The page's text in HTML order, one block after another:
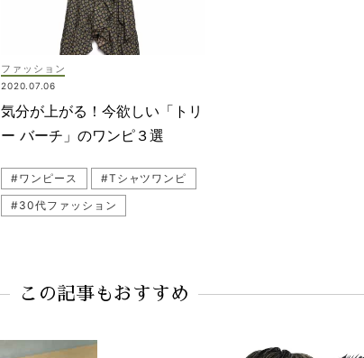
ファッション
2020.07.06
気分が上がる！今欲しい「トリ
ー バーチ」のワンピ３選
#ワンピース
#Tシャツワンピ
#30代ファッション
#TORY BURCH（トリーバーチ）
この記事もおすすめ